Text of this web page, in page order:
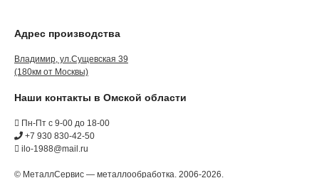
Адрес производства
Владимир, ул.Сущевская 39
(180км от Москвы)
Наши контакты в Омской области
Пн-Пт с 9-00 до 18-00
+7 930 830-42-50
ilo-1988@mail.ru
© МеталлСервис — металлообработка. 2006-2026.